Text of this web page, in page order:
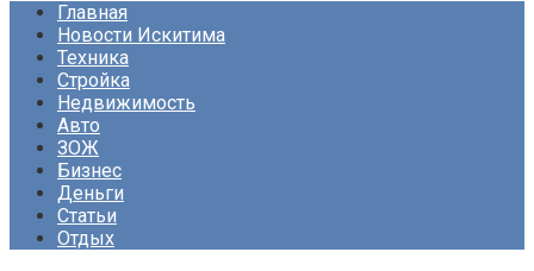
Главная
Новости Искитима
Техника
Стройка
Недвижимость
Авто
ЗОЖ
Бизнес
Деньги
Статьи
Отдых